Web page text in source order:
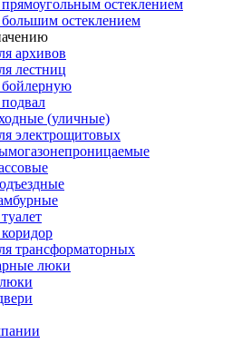
остеклением
остеклением
архивов
лестниц
(уличные)
электрощитовых
трансформаторных
люки